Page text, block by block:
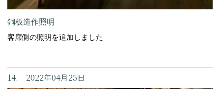
銅板造作照明
客席側の照明を追加しました
14. 2022年04月25日